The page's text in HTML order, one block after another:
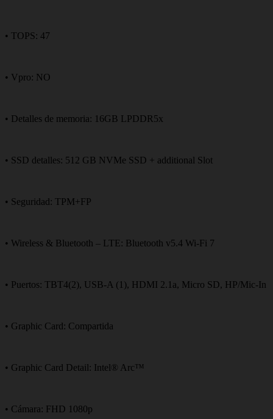
• TOPS: 47
• Vpro: NO
• Detalles de memoria: 16GB LPDDR5x
• SSD detalles: 512 GB NVMe SSD + additional Slot
• Seguridad: TPM+FP
• Wireless & Bluetooth – LTE: Bluetooth v5.4 Wi-Fi 7
• Puertos: TBT4(2), USB-A (1), HDMI 2.1a, Micro SD, HP/Mic-In
• Graphic Card: Compartida
• Graphic Card Detail: Intel® Arc™
• Cámara: FHD 1080p